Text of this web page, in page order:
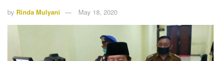
by Rinda Mulyani May 18, 2020